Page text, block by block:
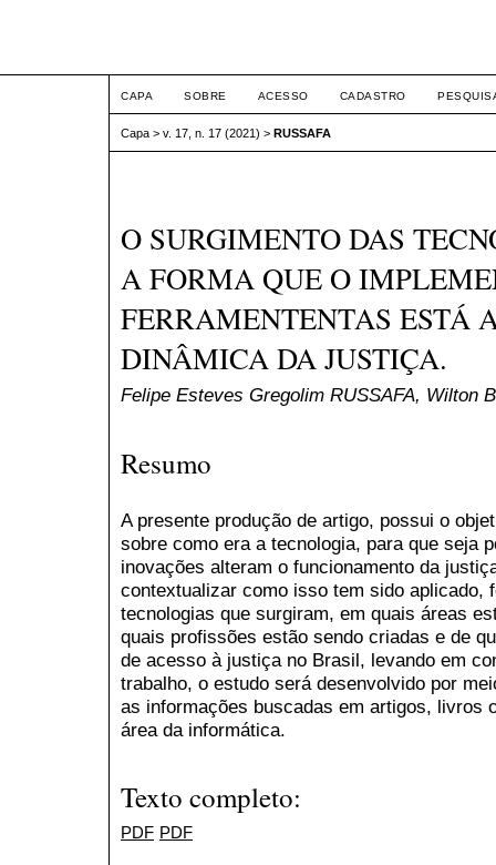
CAPA SOBRE ACESSO CADASTRO
Capa > v. 17, n. 17 (2021) > RUSSAFA
O SURGIMENTO DAS
A FORMA QUE O
FERRAMENTENTAS ESTÁ
DINÂMICA DA JUSTIÇA.
Felipe Esteves Gregolim RUSSAFA, Wilton
Resumo
A presente produção de artigo, possui o
sobre como era a tecnologia, para que seja
inovações alteram o funcionamento da
contextualizar como isso tem sido aplicado,
tecnologias que surgiram, em quais áreas
quais profissões estão sendo criadas e de
de acesso à justiça no Brasil, levando em
trabalho, o estudo será desenvolvido por
as informações buscadas em artigos, livros
área da informática.
Texto completo:
PDF PDF